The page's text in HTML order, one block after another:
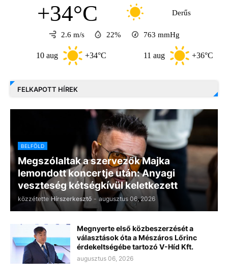
+34°C Derűs
2.6 m/s 22% 763 mmHg
10 aug +34°C 11 aug +36°C
FELKAPOTT HÍREK
BELFÖLD
Megszólaltak a szervezők Majka
lemondott koncertje után: Anyagi
veszteség kétségkívül keletkezett
közzétette Hírszerkesztő - augusztus 06, 2026
Megnyerte első közbeszerzését a
választások óta a Mészáros Lőrinc
érdekeltségébe tartozó V-Híd Kft.
augusztus 06, 2026